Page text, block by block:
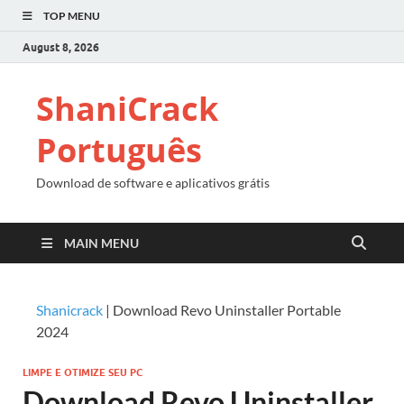
TOP MENU
August 8, 2026
ShaniCrack
Português
Download de software e aplicativos grátis
MAIN MENU
Shanicrack | Download Revo Uninstaller Portable
2024
LIMPE E OTIMIZE SEU PC